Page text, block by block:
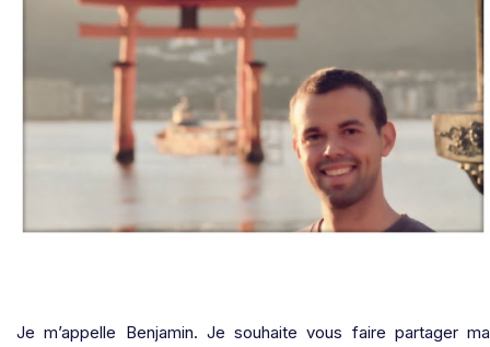
Je m’appelle Benjamin. Je souhaite vous faire partager ma